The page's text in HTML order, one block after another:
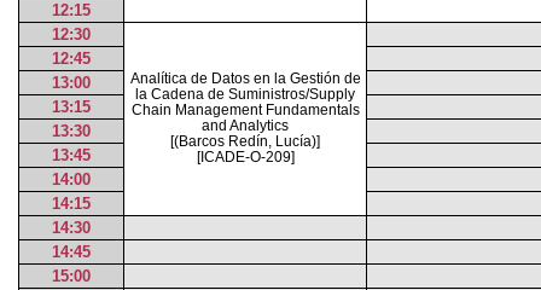
12:15
12:30
Analítica de Datos en la Gestión de
la Cadena de Suministros/Supply
Chain Management Fundamentals
and Analytics
[(Barcos Redín, Lucía)]
[ICADE-O-209]
12:45
13:00
13:15
13:30
13:45
14:00
14:15
14:30
14:45
15:00